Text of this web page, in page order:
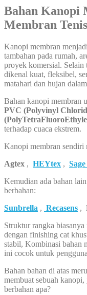
Bahan Kanopi
Membran
Kanopi membran
tambahan pada rumah,
proyek komersial. Selain
dikenal kuat, fleksibel,
matahari dan hujan
Bahan kanopi membran
PVC (Polyvinyl
terhadap cuaca ekstrem.
Kanopi membran sendiri
Agtex , HEYtex ,
Kemudian ada bahan
berbahan:
Sunbrella , Recasens ,
Struktur rangka
dengan finishing cat
stabil, Kombinasi bahan
ini cocok untuk
Bahan bahan di atas
membuat sebuah
berbahan apa?